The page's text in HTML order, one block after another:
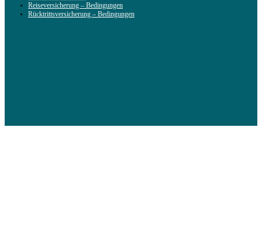
Reiseversicherung – Bedingungen
Rücktrittsversicherung – Bedingungen